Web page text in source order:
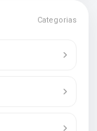
Categorias